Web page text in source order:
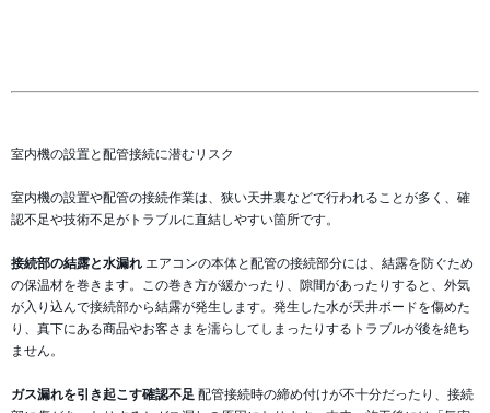
室内機の設置と配管接続に潜むリスク
室内機の設置や配管の接続作業は、狭い天井裏などで行われることが多く、確
認不足や技術不足がトラブルに直結しやすい箇所です。
接続部の結露と水漏れ エアコンの本体と配管の接続部分には、結露を防ぐため
の保温材を巻きます。この巻き方が緩かったり、隙間があったりすると、外気
が入り込んで接続部から結露が発生します。発生した水が天井ボードを傷めた
り、真下にある商品やお客さまを濡らしてしまったりするトラブルが後を絶ち
ません。
ガス漏れを引き起こす確認不足 配管接続時の締め付けが不十分だったり、接続